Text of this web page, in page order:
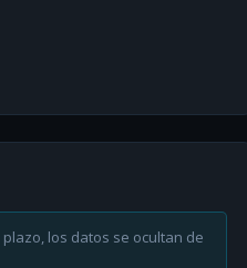
plazo, los datos se ocultan de